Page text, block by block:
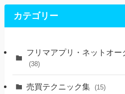
カテゴリー
フリマアプリ・ネットオ
(38)
売買テクニック集 (15)